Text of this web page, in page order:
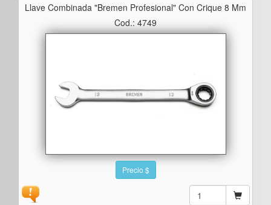
Llave Combinada "bremen Profesional" Con Crique 8 Mm
Cod.: 4749
Precio $